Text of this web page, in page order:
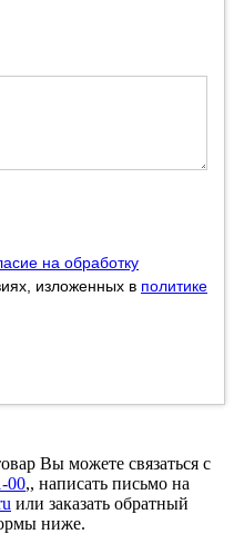
на обработку
изложенных в политике
Вы можете связаться с
00,, написать письмо на
или заказать обратный
ниже.